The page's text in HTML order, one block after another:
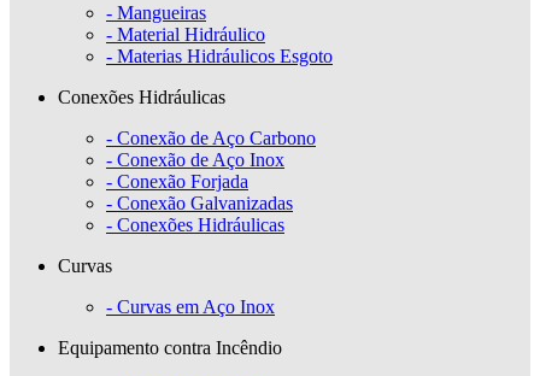
- Mangueiras
- Material Hidráulico
- Materias Hidráulicos Esgoto
Conexões Hidráulicas
- Conexão de Aço Carbono
- Conexão de Aço Inox
- Conexão Forjada
- Conexão Galvanizadas
- Conexões Hidráulicas
Curvas
- Curvas em Aço Inox
Equipamento contra Incêndio